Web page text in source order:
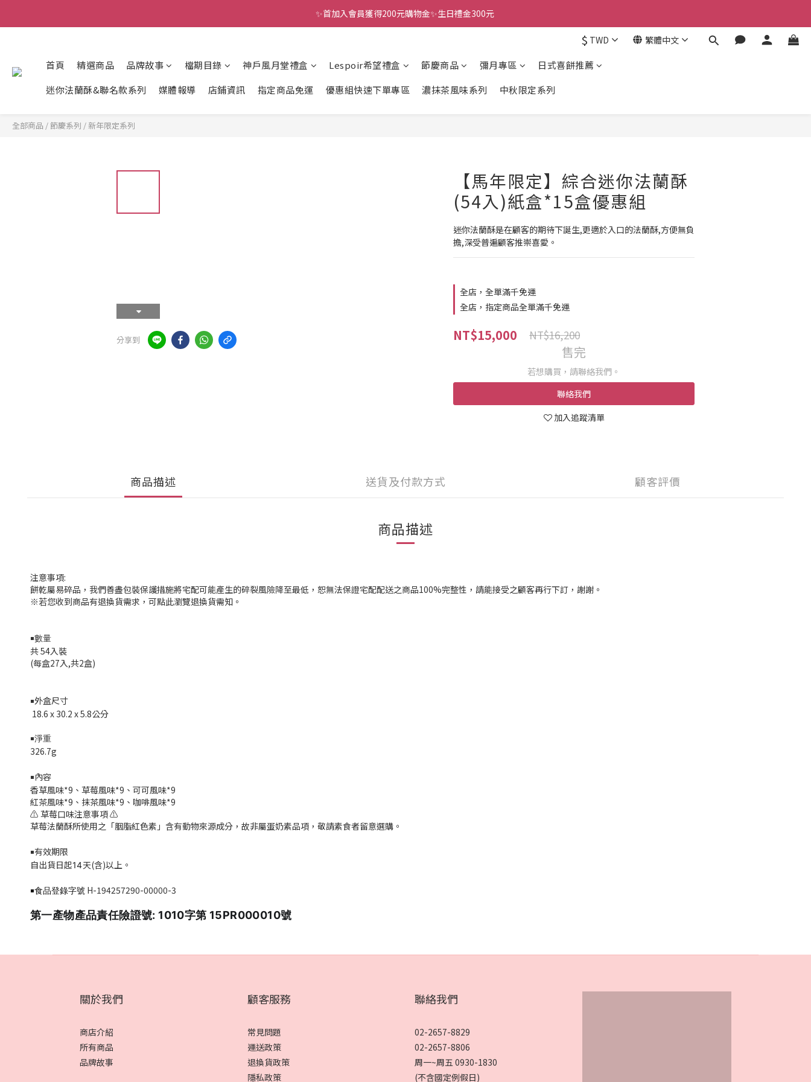
全館滿千免運
✨首加入會員獲得200元購物金✨生日禮金300元
$ TWD 繁體中文
首頁 精選商品 品牌故事 檔期目錄 神戶風月堂禮盒 Lespoir希望禮盒 節慶商品 彌月專區
日式喜餅推薦
迷你法蘭酥&聯名款系列
媒體報導 店鋪資訊 指定商品免運 優惠組快速下單專區 濃抹茶風味系列 中秋限定系列
全部商品 / 節慶系列 /新年限定系列
分享到
【馬年限定】綜合迷你法蘭酥
(54入)紙盒*15盒優惠組
迷你法蘭酥是在顧客的期待下誕生,更適於入口的法蘭酥,方便無負
擔,深受普遍顧客推崇喜愛。
全店，全單滿千免運
全店，指定商品全單滿千免運
NT$15,000 NT$16,200
售完
若想購買，請聯絡我們。
聯絡我們
加入追蹤清單
商品描述 送貨及付款方式 顧客評價
商品描述
注意事項:
餅乾屬易碎品，我們善盡包裝保護措施將宅配可能產生的碎裂風險降至最低，恕無法保證宅配配送之商品100%完整性，請能接受之顧客再行下訂，謝謝。
※若您收到商品有退換貨需求，可點此瀏覽退換貨需知。
￭數量
共 54入裝
(每盒27入,共2盒)
￭外盒尺寸
18.6 x 30.2 x 5.8公分
￭淨重
326.7g
￭ 內容
香草風味*9、草莓風味*9、 可可風味*9
紅茶風味*9、抹茶風味*9、咖啡風味*9
⚠️ 草莓口味注意事項 ⚠️
草莓法蘭酥所使用之「胭脂紅色素」含有動物來源成分，故非屬蛋奶素品項，敬請素食者留意選購。
￭有效期限
自出貨日起14天(含)以上。
￭食品登錄字號 H-194257290-00000-3
第一產物產品責任險證號: 1010字第 15PR000010號
關於我們
商店介紹
所有商品
品牌故事
顧客服務
常見問題
運送政策
退換貨政策
隱私政策
聯絡我們
02-2657-8829
02-2657-8806
周一~周五 0930-1830
(不含國定例假日)